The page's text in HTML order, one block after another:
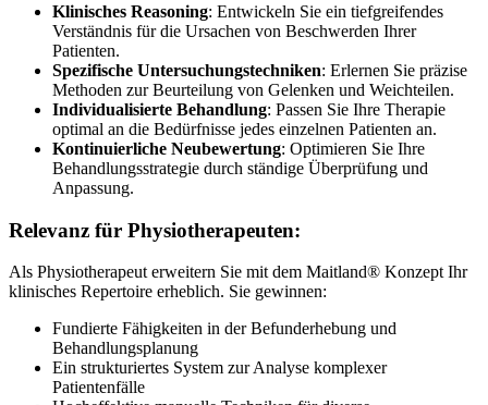
Klinisches Reasoning: Entwickeln Sie ein tiefgreifendes
Verständnis für die Ursachen von Beschwerden Ihrer
Patienten.
Spezifische Untersuchungstechniken: Erlernen Sie präzise
Methoden zur Beurteilung von Gelenken und Weichteilen.
Individualisierte Behandlung: Passen Sie Ihre Therapie
optimal an die Bedürfnisse jedes einzelnen Patienten an.
Kontinuierliche Neubewertung: Optimieren Sie Ihre
Behandlungsstrategie durch ständige Überprüfung und
Anpassung.
Relevanz für Physiotherapeuten:
Als Physiotherapeut erweitern Sie mit dem Maitland® Konzept Ihr
klinisches Repertoire erheblich. Sie gewinnen:
Fundierte Fähigkeiten in der Befunderhebung und
Behandlungsplanung
Ein strukturiertes System zur Analyse komplexer
Patientenfälle